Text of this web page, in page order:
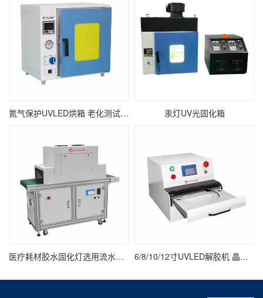
氮气保护UVLED烘箱 老化测试紫外线UV固化箱 汞灯UV光固化箱
医疗耗材胶水固化灯选用流水线UV固化炉 6/8/10/12寸UVLED解胶机 晶圆/UV膜/蓝膜/芯片/半导体uv解胶机